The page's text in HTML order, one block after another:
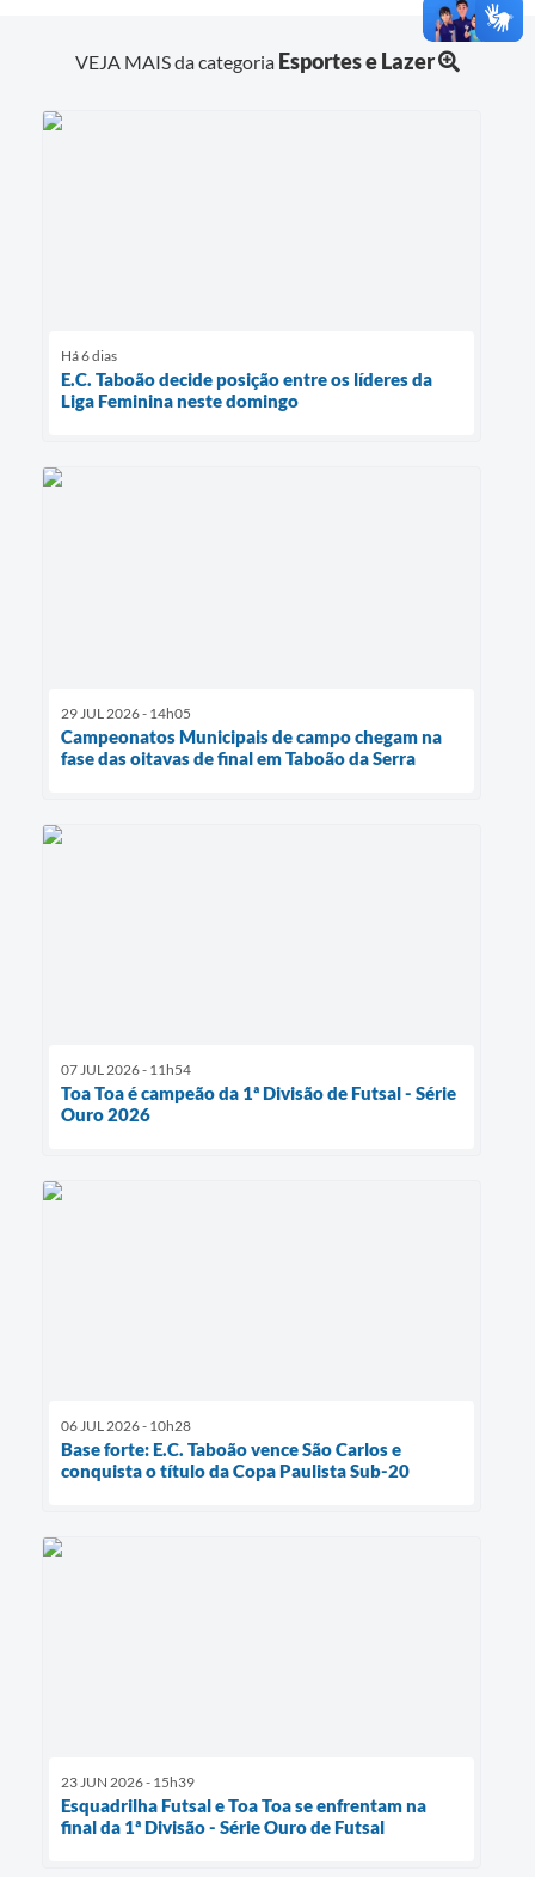
VEJA MAIS da categoria Esportes e Lazer
Há 6 dias
E.C. Taboão decide posição entre os líderes da
Liga Feminina neste domingo
29 JUL 2026 - 14h05
Campeonatos Municipais de campo chegam na
fase das oitavas de final em Taboão da Serra
07 JUL 2026 - 11h54
Toa Toa é campeão da 1ª Divisão de Futsal - Série
Ouro 2026
06 JUL 2026 - 10h28
Base forte: E.C. Taboão vence São Carlos e
conquista o título da Copa Paulista Sub-20
23 JUN 2026 - 15h39
Esquadrilha Futsal e Toa Toa se enfrentam na
final da 1ª Divisão - Série Ouro de Futsal